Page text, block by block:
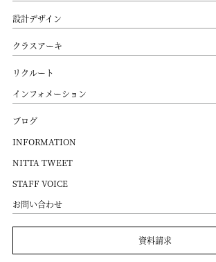
設計デザイン
クラスアーキ
リクルート
インフォメーション
ブログ
INFORMATION
NITTA TWEET
STAFF VOICE
お問い合わせ
資料請求